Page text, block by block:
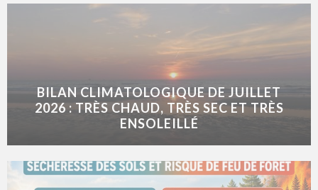
BILAN CLIMATOLOGIQUE DE JUILLET
2026 : TRÈS CHAUD, TRÈS SEC ET TRÈS
ENSOLEILLÉ